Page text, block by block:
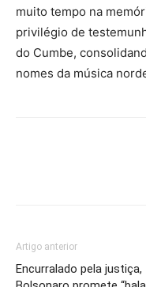
muito tempo na
privilégio de
do Cumbe,
nomes da música
Artigo anterior
Encurralado pela justiça,